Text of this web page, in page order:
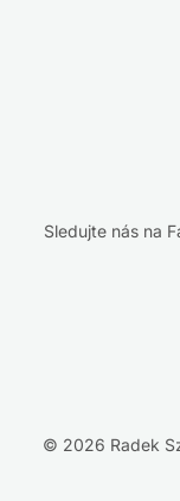
Sledujte nás na
© 2026 Radek